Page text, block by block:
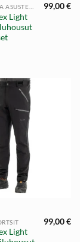
Light
99,00€
Light
99,00€